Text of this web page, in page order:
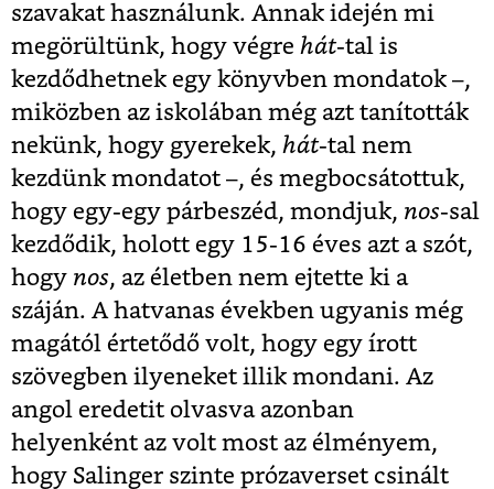
szavakat használunk. Annak idején mi
megörültünk, hogy végre hát-tal is
kezdődhetnek egy könyvben mondatok –,
miközben az iskolában még azt tanították
nekünk, hogy gyerekek, hát-tal nem
kezdünk mondatot –, és megbocsátottuk,
hogy egy-egy párbeszéd, mondjuk, nos-sal
kezdődik, holott egy 15-16 éves azt a szót,
hogy nos, az életben nem ejtette ki a
száján. A hatvanas években ugyanis még
magától értetődő volt, hogy egy írott
szövegben ilyeneket illik mondani. Az
angol eredetit olvasva azonban
helyenként az volt most az élményem,
hogy Salinger szinte prózaverset csinált